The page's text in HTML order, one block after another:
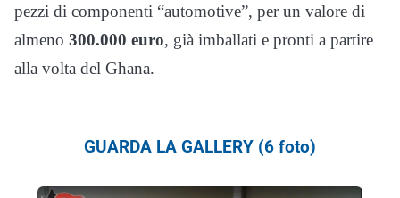
pezzi di componenti “automotive”, per un valore di
almeno 300.000 euro, già imballati e pronti a partire
alla volta del Ghana.
GUARDA LA GALLERY (6 foto)